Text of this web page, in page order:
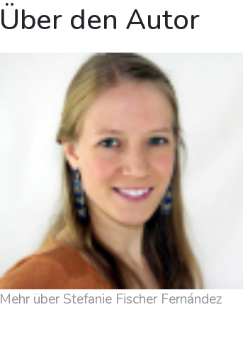
Über den Autor
Mehr über Stefanie Fischer Fernández